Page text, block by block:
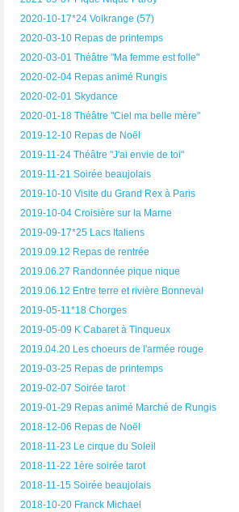
2020-10-17*24 Volkrange (57)
2020-03-10 Repas de printemps
2020-03-01 Théâtre "Ma femme est folle"
2020-02-04 Repas animé Rungis
2020-02-01 Skydance
2020-01-18 Théâtre "Ciel ma belle mère"
2019-12-10 Repas de Noël
2019-11-24 Théâtre "J'ai envie de toi"
2019-11-21 Soirée beaujolais
2019-10-10 Visite du Grand Rex à Paris
2019-10-04 Croisière sur la Marne
2019-09-17*25 Lacs Italiens
2019.09.12 Repas de rentrée
2019.06.27 Randonnée pique nique
2019.06.12 Entre terre et rivière Bonneval
2019-05-11*18 Chorges
2019-05-09 K Cabaret à Tinqueux
2019.04.20 Les choeurs de l'armée rouge
2019-03-25 Repas de printemps
2019-02-07 Soirée tarot
2019-01-29 Repas animé Marché de Rungis
2018-12-06 Repas de Noël
2018-11-23 Le cirque du Soleil
2018-11-22 1ère soirée tarot
2018-11-15 Soirée beaujolais
2018-10-20 Franck Michael